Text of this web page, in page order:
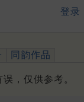
登录
同韵作品
，仅供参考。